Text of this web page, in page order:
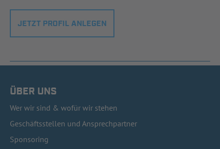
JETZT PROFIL ANLEGEN
ÜBER UNS
Wer wir sind & wofür wir stehen
Geschäftsstellen und Ansprechpartner
Sponsoring